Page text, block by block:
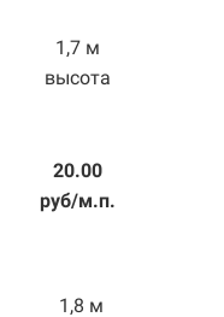
1,7 м
высота
20.00
руб/м.п.
1,8 м